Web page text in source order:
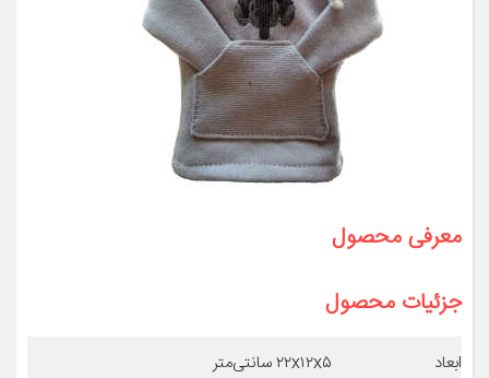
معرفی محصول
جزئیات محصول
ابعاد ۲۲x۱۲x۵ سانتی‌متر